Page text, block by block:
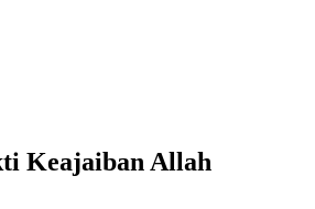
Keajaiban Allah